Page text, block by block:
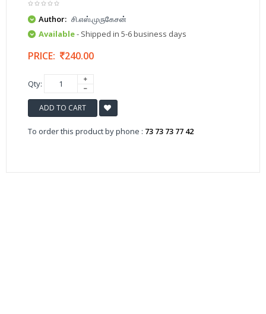
Author: சி.எஸ்.முருகேசன்
Available- Shipped in 5-6 business days
PRICE: 240.00
Qty:
ADD TO CART
To order this product by phone : 73 73 73 77 42